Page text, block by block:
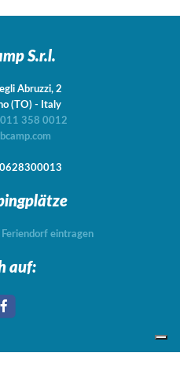
S.r.l.
Abruzzi, 2
(TO) - Italy
358 0012
eintragen
auf: